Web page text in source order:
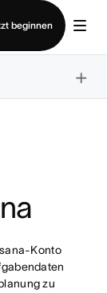
beginnen
×
Konto
zu